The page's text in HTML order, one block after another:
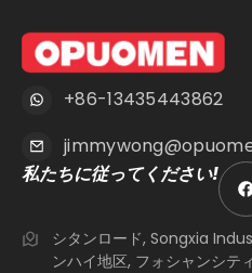
+86-13435443862
私たちに従ってください!
シタンロード, Songxia
ンハイ地区, フォシャンシテ